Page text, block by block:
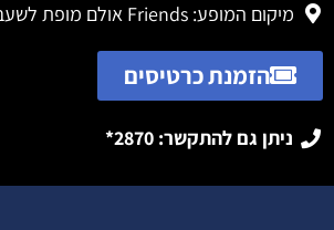
מיקום המופע: Friends אולם מופת לשעבר
הזמנת כרטיסים
ניתן גם להתקשר: 2870*